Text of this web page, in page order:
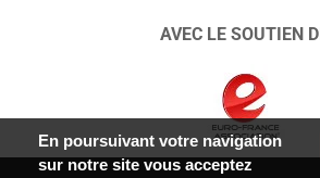
AVEC LE SOUTIEN
En poursuivant votre navigation
sur notre site vous acceptez